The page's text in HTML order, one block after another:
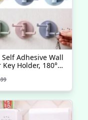
Self Adhesive Wall
Key Holder, 180°
99